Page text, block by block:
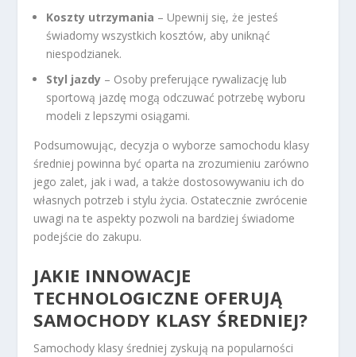
Koszty utrzymania – Upewnij się, że jesteś
świadomy wszystkich kosztów, aby uniknąć
niespodzianek.
Styl jazdy – Osoby preferujące rywalizację lub
sportową jazdę mogą odczuwać potrzebę wyboru
modeli z lepszymi osiągami.
Podsumowując, decyzja o wyborze samochodu klasy
średniej powinna być oparta na zrozumieniu zarówno
jego zalet, jak i wad, a także dostosowywaniu ich do
własnych potrzeb i stylu życia. Ostatecznie zwrócenie
uwagi na te aspekty pozwoli na bardziej świadome
podejście do zakupu.
JAKIE INNOWACJE
TECHNOLOGICZNE OFERUJĄ
SAMOCHODY KLASY ŚREDNIEJ?
Samochody klasy średniej zyskują na popularności